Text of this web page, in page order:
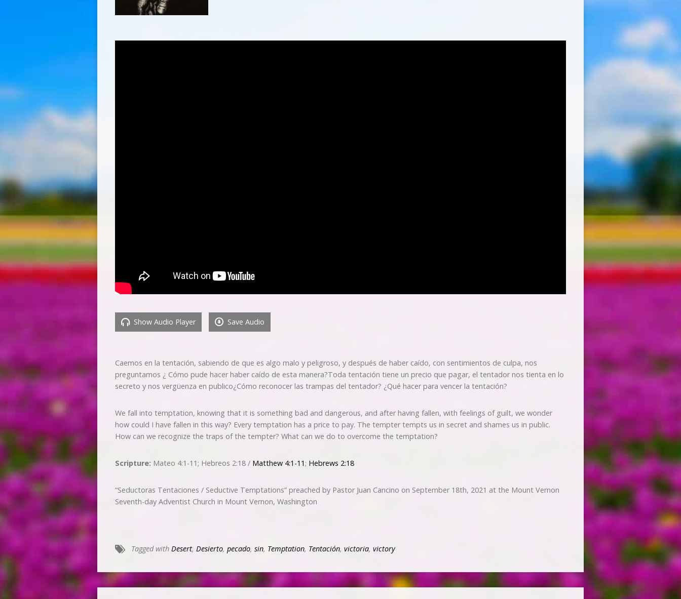
Show Audio Player Save Audio
Caemos en la tentación, sabiendo de que es algo malo y peligroso, y después de haber caído, con sentimientos de culpa, nos
preguntamos ¿ Cómo pude hacer haber caído de esta manera?Toda tentación tiene un precio que pagar, el tentador nos tienta en lo
secreto y nos vergüenza en publico¿Cómo reconocer las trampas del tentador? ¿Qué hacer para vencer la tentación?
We fall into temptation, knowing that it is something bad and dangerous, and after having fallen, with feelings of guilt, we wonder
how could I have fallen in this way? Every temptation has a price to pay. The tempter tempts us in secret and shames us in public.
How can we recognize the traps of the tempter? What can we do to overcome the temptation?
Scripture: Mateo 4:1-11; Hebreos 2:18 / Matthew 4:1-11; Hebrews 2:18
“Seductoras Tentaciones / Seductive Temptations” preached by Pastor Juan Cancino on September 18th, 2021 at the Mount Vernon
Seventh-day Adventist Church in Mount Vernon, Washington
Tagged with Desert, Desierto, pecado, sin, Temptation, Tentación, victoria, victory